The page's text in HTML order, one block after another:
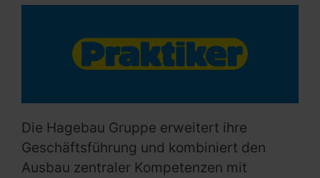
Die Hagebau Gruppe erweitert ihre
Geschäftsführung und kombiniert den
Ausbau zentraler Kompetenzen mit